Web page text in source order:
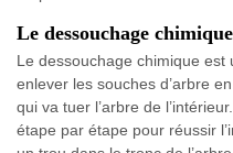
Le dessouchage chimique
Le dessouchage chimique est
enlever les souches d’arbre
qui va tuer l’arbre de
étape par étape pour réussir